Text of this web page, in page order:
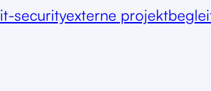
it-securityexterne